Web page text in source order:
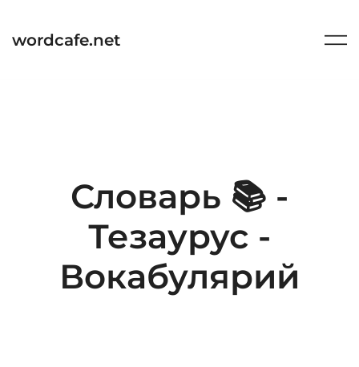
содержимому
wordcafe.net
Словарь 📚 -
Тезаурус -
Вокабулярий